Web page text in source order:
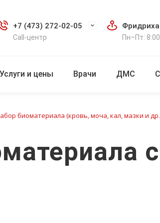
+7 (473) 272-02-05
Call-центр
Фридриха
Пн–Пт:
Услуги и цены Врачи ДМС
биоматериала (кровь, моча, кал, мазки и